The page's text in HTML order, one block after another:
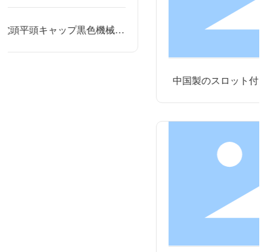
ネ
中国製のスロット付き皿頭ネジ、スロット付